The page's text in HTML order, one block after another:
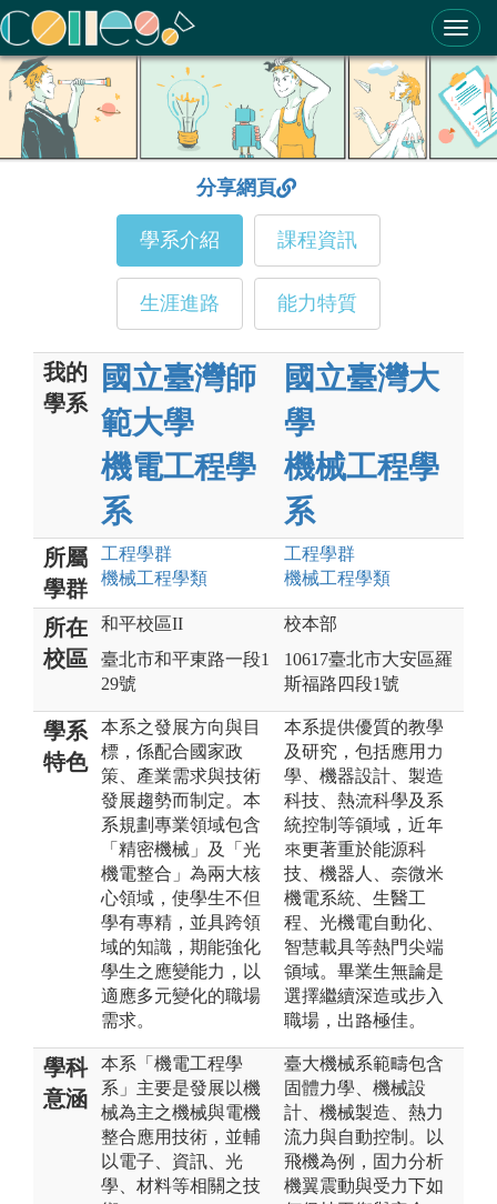
ColleGo! 大學選才與高中育才輔助系統
分享網頁
學系介紹 課程資訊
生涯進路 能力特質
我的
學系
國立臺灣師
範大學
機電工程學
系
國立臺灣大
學
機械工程學
系
所屬
學群
工程學群
機械工程學類
工程學群
機械工程學類
所在
校區
和平校區II
臺北市和平東路一段1
29號
校本部
10617臺北市大安區羅
斯福路四段1號
學系
特色
本系之發展方向與目
標，係配合國家政
策、產業需求與技術
發展趨勢而制定。本
系規劃專業領域包含
「精密機械」及「光
機電整合」為兩大核
心領域，使學生不但
學有專精，並具跨領
域的知識，期能強化
學生之應變能力，以
適應多元變化的職場
需求。
本系提供優質的教學
及研究，包括應用力
學、機器設計、製造
科技、熱流科學及系
統控制等領域，近年
來更著重於能源科
技、機器人、奈微米
機電系統、生醫工
程、光機電自動化、
智慧載具等熱門尖端
領域。畢業生無論是
選擇繼續深造或步入
職場，出路極佳。
學科
意涵
本系「機電工程學
系」主要是發展以機
械為主之機械與電機
整合應用技術，並輔
以電子、資訊、光
學、材料等相關之技
臺大機械系範疇包含
固體力學、機械設
計、機械製造、熱力
流力與自動控制。以
飛機為例，固力分析
機翼震動與受力下如